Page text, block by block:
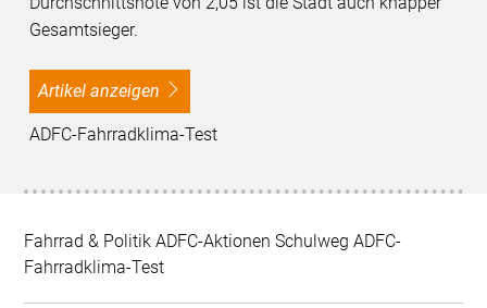
Gesamtsieger.
Artikel anzeigen
ADFC-Fahrradklima-Test
Fahrrad & Politik ADFC-Aktionen Schulweg ADFC-
Fahrradklima-Test